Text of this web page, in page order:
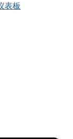
表板